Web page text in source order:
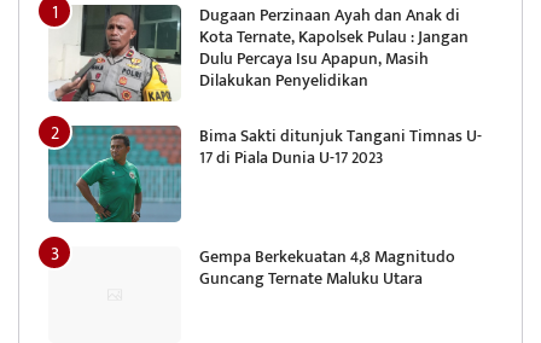
Dugaan Perzinaan Ayah dan Anak di
Kota Ternate, Kapolsek Pulau : Jangan
Dulu Percaya Isu Apapun, Masih
Dilakukan Penyelidikan
Bima Sakti ditunjuk Tangani Timnas U-
17 di Piala Dunia U-17 2023
Gempa Berkekuatan 4,8 Magnitudo
Guncang Ternate Maluku Utara